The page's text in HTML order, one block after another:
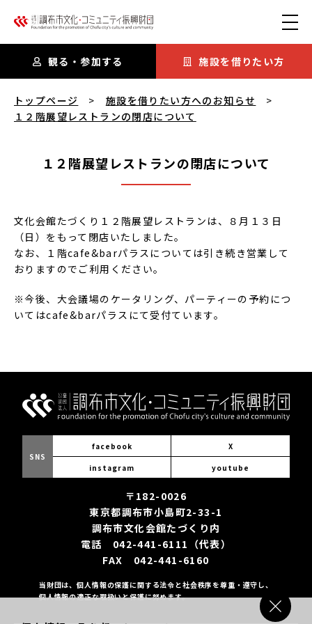
観る・参加する 施設を借りたい方
トップページ
施設を借りたい方へのお知らせ
１２階展望レストランの閉店について
１２階展望レストランの閉店について
文化会館たづくり１２階展望レストランは、８月１３日
（日）をもって閉店いたしました。
なお、１階cafe&barパラスについては引き続き営業して
おりますのでご利用ください。
※今後、大会議場のケータリング、パーティーの予約につ
いてはcafe&barパラスにて受付ています。
１２階展望レストランの閉店についてを閲覧中
SNS
facebook X
instagram youtube
〒182-0026
東京都調布市小島町2-33-1
調布市文化会館たづくり内
電話 042-441-6111（代表）
FAX 042-441-6160
当財団は、個人情報の保護に関する法令と社会秩序を尊重・遵守し、
個人情報の適正な取扱いと保護に努めます。